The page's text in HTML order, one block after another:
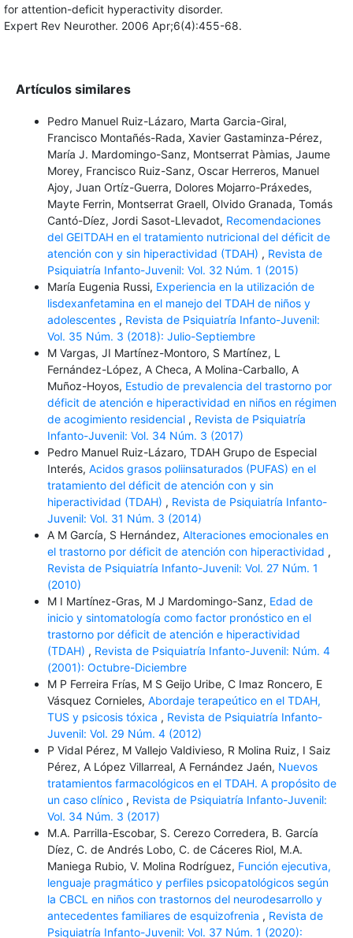
for attention-deficit hyperactivity disorder.
Expert Rev Neurother. 2006 Apr;6(4):455-68.
Artículos similares
Pedro Manuel Ruiz-Lázaro, Marta Garcia-Giral,
Francisco Montañés-Rada, Xavier Gastaminza-Pérez,
María J. Mardomingo-Sanz, Montserrat Pàmias, Jaume
Morey, Francisco Ruiz-Sanz, Oscar Herreros, Manuel
Ajoy, Juan Ortíz-Guerra, Dolores Mojarro-Práxedes,
Mayte Ferrin, Montserrat Graell, Olvido Granada, Tomás
Cantó-Díez, Jordi Sasot-Llevadot, Recomendaciones
del GEITDAH en el tratamiento nutricional del déficit de
atención con y sin hiperactividad (TDAH) , Revista de
Psiquiatría Infanto-Juvenil: Vol. 32 Núm. 1 (2015)
María Eugenia Russi, Experiencia en la utilización de
lisdexanfetamina en el manejo del TDAH de niños y
adolescentes , Revista de Psiquiatría Infanto-Juvenil:
Vol. 35 Núm. 3 (2018): Julio-Septiembre
M Vargas, JI Martínez-Montoro, S Martínez, L
Fernández-López, A Checa, A Molina-Carballo, A
Muñoz-Hoyos, Estudio de prevalencia del trastorno por
déficit de atención e hiperactividad en niños en régimen
de acogimiento residencial , Revista de Psiquiatría
Infanto-Juvenil: Vol. 34 Núm. 3 (2017)
Pedro Manuel Ruiz-Lázaro, TDAH Grupo de Especial
Interés, Acidos grasos poliinsaturados (PUFAS) en el
tratamiento del déficit de atención con y sin
hiperactividad (TDAH) , Revista de Psiquiatría Infanto-
Juvenil: Vol. 31 Núm. 3 (2014)
A M García, S Hernández, Alteraciones emocionales en
el trastorno por déficit de atención con hiperactividad ,
Revista de Psiquiatría Infanto-Juvenil: Vol. 27 Núm. 1
(2010)
M I Martínez-Gras, M J Mardomingo-Sanz, Edad de
inicio y sintomatología como factor pronóstico en el
trastor­no por déficit de atención e hiperac­tividad
(TDAH) , Revista de Psiquiatría Infanto-Juvenil: Núm. 4
(2001): Octubre-Diciembre
M P Ferreira Frías, M S Geijo Uribe, C Imaz Roncero, E
Vásquez Cornieles, Abordaje terapeútico en el TDAH,
TUS y psicosis tóxica , Revista de Psiquiatría Infanto-
Juvenil: Vol. 29 Núm. 4 (2012)
P Vidal Pérez, M Vallejo Valdivieso, R Molina Ruiz, I Saiz
Pérez, A López Villarreal, A Fernández Jaén, Nuevos
tratamientos farmacológicos en el TDAH. A propósito de
un caso clínico , Revista de Psiquiatría Infanto-Juvenil:
Vol. 34 Núm. 3 (2017)
M.A. Parrilla-Escobar, S. Cerezo Corredera, B. García
Díez, C. de Andrés Lobo, C. de Cáceres Riol, M.A.
Maniega Rubio, V. Molina Rodríguez, Función ejecutiva,
lenguaje pragmático y perfiles psicopatológicos según
la CBCL en niños con trastornos del neurodesarrollo y
antecedentes familiares de esquizofrenia , Revista de
Psiquiatría Infanto-Juvenil: Vol. 37 Núm. 1 (2020):